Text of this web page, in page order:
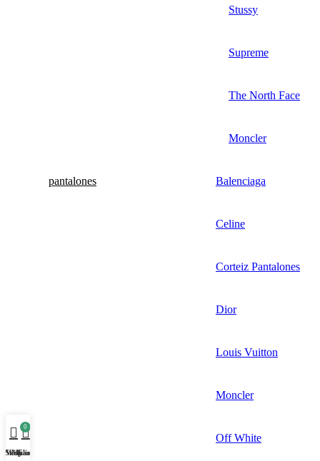
Stussy
Supreme
The North Face
Moncler
pantalones Balenciaga
Celine
Corteiz Pantalones
Dior
Louis Vuitton
Moncler
Off White
Shop
Wishlist
0
Cart
My account